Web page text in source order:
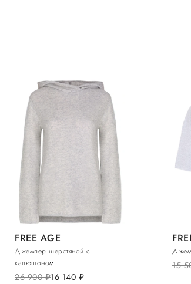
FREE AGE
Джемпер шерстяной с
капюшоном
26 900руб.16 140 руб.
15